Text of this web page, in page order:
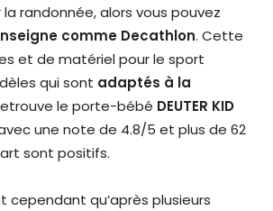
randonnée, alors vous pouvez
comme Decathlon. Cette
et de matériel pour le sport
qui sont adaptés à la
le porte-bébé DEUTER KID
une note de 4.8/5 et plus de 62
sont positifs.
cependant qu’après plusieurs